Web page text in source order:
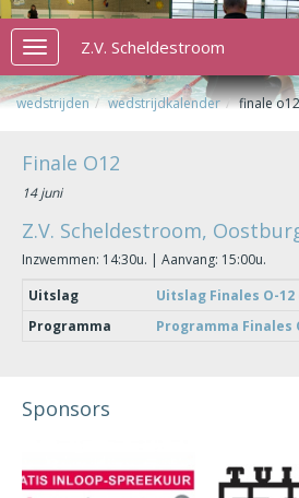
Toggle
navigation
Z.V. Scheldestroom
wedstrijden wedstrijdkalender finale o12
Finale O12
14 juni
Z.V. Scheldestroom,
Inzwemmen: 14:30u. | Aanvang: 15:00u.
Uitslag
Uitslag Finales O-
Programma
Programma Finales
Sponsors